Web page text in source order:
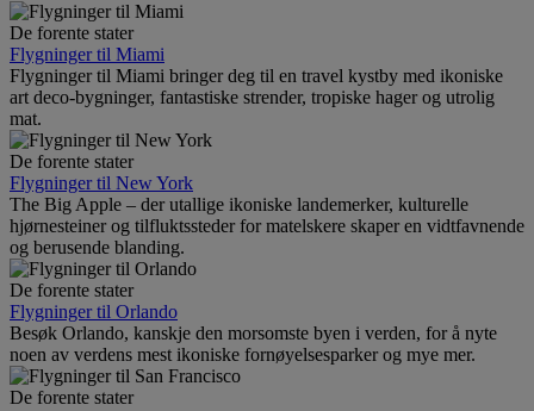
De forente stater
Flygninger til Miami
Flygninger til Miami bringer deg til en travel kystby med ikoniske
art deco-bygninger, fantastiske strender, tropiske hager og utrolig
mat.
De forente stater
Flygninger til New York
The Big Apple – der utallige ikoniske landemerker, kulturelle
hjørnesteiner og tilfluktssteder for matelskere skaper en vidtfavnende
og berusende blanding.
De forente stater
Flygninger til Orlando
Besøk Orlando, kanskje den morsomste byen i verden, for å nyte
noen av verdens mest ikoniske fornøyelsesparker og mye mer.
De forente stater